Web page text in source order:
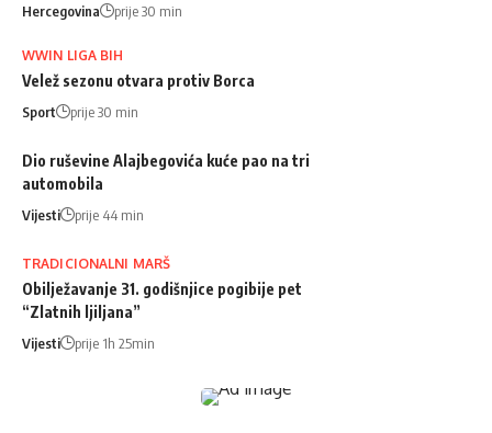
Hercegovina prije 30 min
WWIN LIGA BIH
Velež sezonu otvara protiv Borca
Sport prije 30 min
Dio ruševine Alajbegovića kuće pao na tri
automobila
Vijesti prije 44 min
TRADICIONALNI MARŠ
Obilježavanje 31. godišnjice pogibije pet
“Zlatnih ljiljana”
Vijesti prije 1h 25min